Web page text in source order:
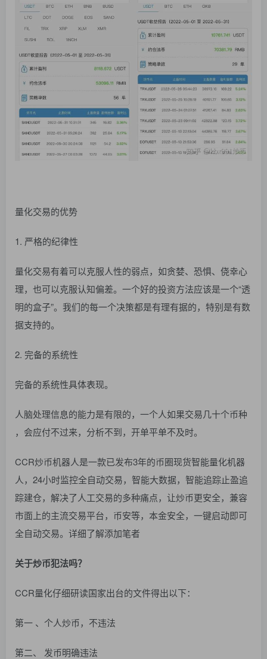
量化交易的优势
1. 严格的纪律性
量化交易有着可以克服人性的弱点，如贪婪、恐惧、侥幸心
理，也可以克服认知偏差。一个好的投资方法应该是一个“透
明的盒子”。我们的每一个决策都是有理有据的，特别是有数
据支持的。
2. 完备的系统性
完备的系统性具体表现。
人脑处理信息的能力是有限的，一个人如果交易几十个币种
，会应付不过来，分析不到，开单平单不及时。
CCR炒币机器人是一款已发布3年的币圈现货智能量化机器
人，24小时监控全自动交易，智能大数据，智能追踪止盈追
踪建仓，解决了人工交易的多种痛点，让炒币更安全，兼容
市面上的主流交易平台，币安等，本金安全，一键启动即可
全自动交易。详细了解添加笔者
关于炒币犯法吗？
CCR量化仔细研读国家出台的文件得出以下：
第一 、个人炒币，不违法
第二、 发币明确违法